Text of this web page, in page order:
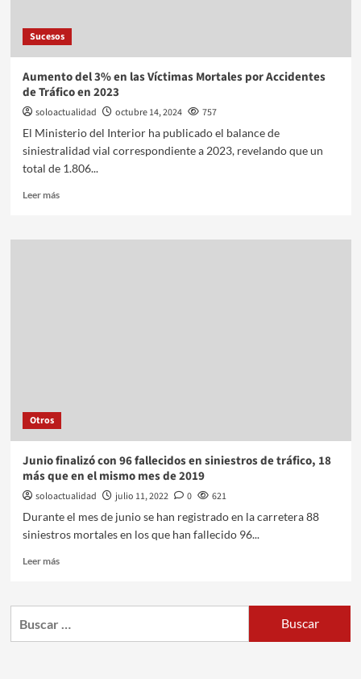
Sucesos
Aumento del 3% en las Víctimas Mortales por Accidentes
de Tráfico en 2023
soloactualidad octubre 14, 2024
757
El Ministerio del Interior ha publicado el balance de
siniestralidad vial correspondiente a 2023, revelando que un
total de 1.806...
Leer más
Otros
Junio finalizó con 96 fallecidos en siniestros de tráfico, 18
más que en el mismo mes de 2019
soloactualidad julio 11, 2022 0
621
Durante el mes de junio se han registrado en la carretera 88
siniestros mortales en los que han fallecido 96...
Leer más